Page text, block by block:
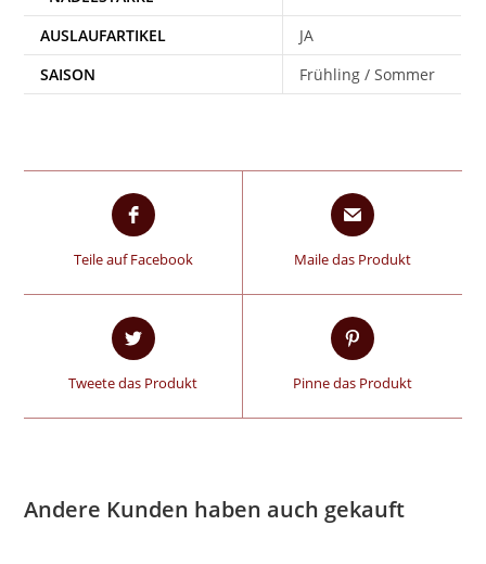
AUSLAUFARTIKEL
JA
SAISON
Frühling / Sommer
Teile auf Facebook Maile das Produkt
Tweete das Produkt Pinne das Produkt
Andere Kunden haben auch gekauft